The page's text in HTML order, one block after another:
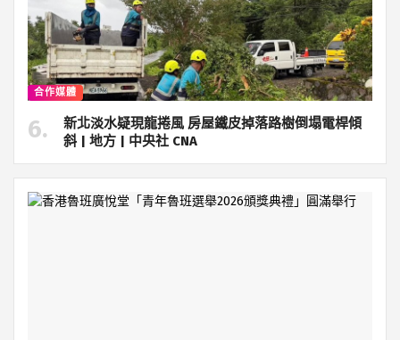
合作媒體
新北淡水疑現龍捲風 房屋鐵皮掉落路樹倒塌電桿傾
斜 | 地方 | 中央社 CNA